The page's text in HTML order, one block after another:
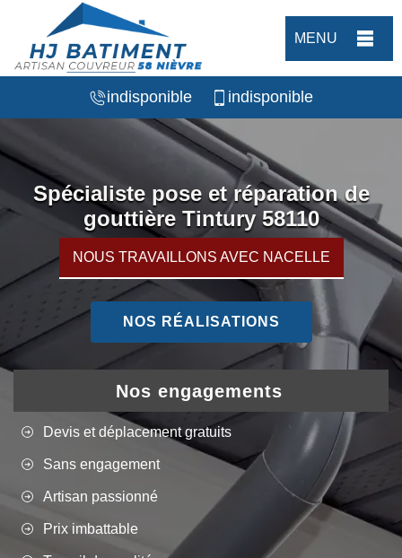
MENU
indisponible indisponible
Spécialiste pose et réparation de
gouttière Tintury 58110
NOUS TRAVAILLONS AVEC NACELLE
NOS RÉALISATIONS
Nos engagements
Devis et déplacement gratuits
Sans engagement
Artisan passionné
Prix imbattable